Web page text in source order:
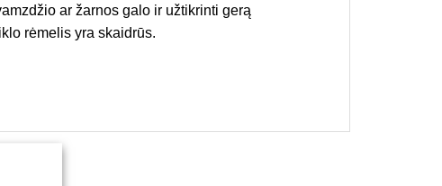
ar žarnos galo ir užtikrinti gerą
rėmelis yra skaidrūs.